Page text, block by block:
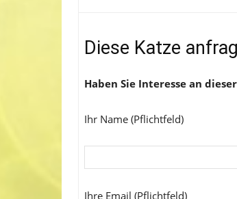
Diese Katze
Haben Sie Interesse an
Ihr Name (Pflichtfeld)
Ihre Email (Pflichtfeld)